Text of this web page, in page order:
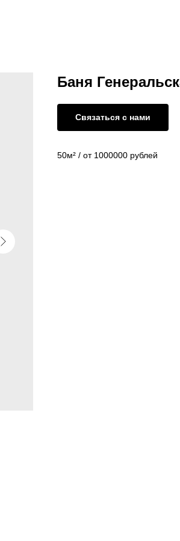
Баня
Связаться с нами
50м² / от 1000000 рублей